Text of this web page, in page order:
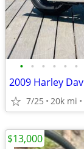
• • • • • •
7/25 20k mi
$13,000